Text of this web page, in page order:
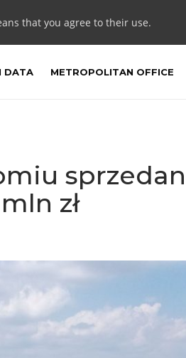
that you agree to their use.
DATA METROPOLITAN OFFICE
zł